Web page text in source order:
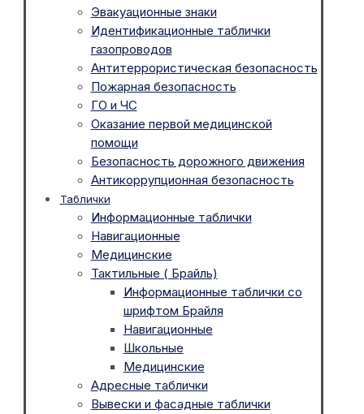
Эвакуационные знаки
Идентификационные таблички
газопроводов
Антитеррористическая безопасность
Пожарная безопасность
ГО и ЧС
Оказание первой медицинской
помощи
Безопасность дорожного движения
Антикоррупционная безопасность
Таблички
Информационные таблички
Навигационные
Медицинские
Тактильные ( Брайль)
Информационные таблички со
шрифтом Брайля
Навигационные
Школьные
Медицинские
Адресные таблички
Вывески и фасадные таблички